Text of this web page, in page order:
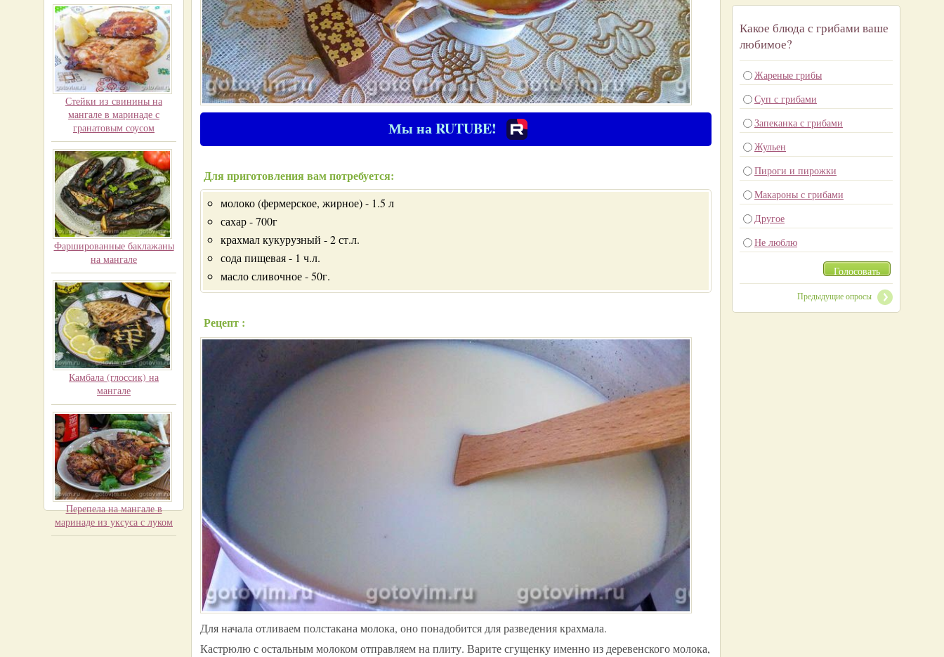
Стейки из свинины на
мангале в маринаде с
гранатовым соусом
Фаршированные баклажаны
на мангале
Камбала (глоссик) на
мангале
Перепела на мангале в
маринаде из уксуса с луком
Мы на RUTUBE!
Для приготовления вам потребуется:
молоко (фермерское, жирное) - 1.5 л
сахар - 700г
крахмал кукурузный - 2 ст.л.
сода пищевая - 1 ч.л.
масло сливочное - 50г.
Рецепт :
Для начала отливаем полстакана молока, оно понадобится для разведения крахмала.
Кастрюлю с остальным молоком отправляем на плиту. Варите сгущенку именно из деревенского молока,
Какое блюда с грибами ваше
любимое?
Жареные грибы
Суп с грибами
Запеканка с грибами
Жульен
Пироги и пирожки
Макароны с грибами
Другое
Не люблю
Голосовать
Предыдущие опросы